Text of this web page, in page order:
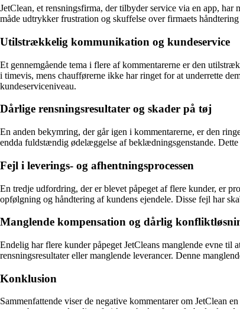
JetClean, et rensningsfirma, der tilbyder service via en app,
måde udtrykker frustration og skuffelse over firmaets håndtering
Utilstrækkelig kommunikation og kundeservice
Et gennemgående tema i flere af kommentarerne er den
i timevis, mens chaufførerne ikke har ringet for at underrette
kundeserviceniveau.
Dårlige rensningsresultater og skader på tøj
En anden bekymring, der går igen i kommentarerne, er den
endda fuldstændig ødelæggelse af beklædningsgenstande.
Fejl i leverings- og afhentningsprocessen
En tredje udfordring, der er blevet påpeget af flere kunder, er
opfølgning og håndtering af kundens ejendele. Disse fejl har
Manglende kompensation og dårlig
Endelig har flere kunder påpeget JetCleans manglende evne
rensningsresultater eller manglende leverancer. Denne
Konklusion
Sammenfattende viser de negative kommentarer om JetClean